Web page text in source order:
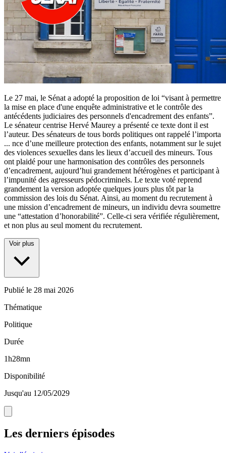
Le 27 mai, le Sénat a adopté la proposition de loi “visant à permettre
la mise en place d'une enquête administrative et le contrôle des
antécédents judiciaires des personnels d'encadrement des enfants”.
Le sénateur centrise Hervé Maurey a présenté ce texte dont il est
l’auteur. Des sénateurs de tous bords politiques ont rappelé l’importa
... nce d’une meilleure protection des enfants, notamment sur le sujet
des violences sexuelles dans les lieux d’accueil des mineurs. Tous
ont plaidé pour une harmonisation des contrôles des personnels
d’encadrement, aujourd’hui grandement hétérogènes et participant à
l’impunité des agresseurs pédocriminels. Le texte voté reprend
grandement la version adoptée quelques jours plus tôt par la
commission des lois du Sénat. Ainsi, au moment du recrutement à
une mission d’encadrement de mineurs, un individu devra soumettre
une “attestation d’honorabilité”. Celle-ci sera vérifiée régulièrement,
et non plus au seul moment du recrutement.
Voir plus
Publié le 28 mai 2026
Thématique
Politique
Durée
1h28mn
Disponibilité
Jusqu'au 12/05/2029
Les derniers épisodes